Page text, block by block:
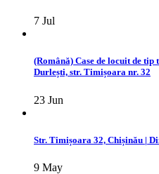
7 Jul
(Română) Case de locuit de tip
Durlești, str. Timișoara nr. 32
23 Jun
Str. Timișoara 32, Chișinău |
9 May